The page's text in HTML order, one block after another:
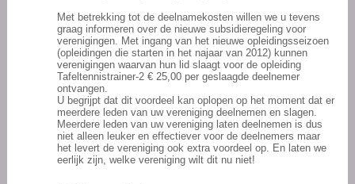
Met betrekking tot de deelnamekosten willen we u tevens
graag informeren over de nieuwe subsidieregeling voor
verenigingen. Met ingang van het nieuwe opleidingsseizoen
(opleidingen die starten in het najaar van 2012) kunnen
verenigingen waarvan hun lid slaagt voor de opleiding
Tafeltennistrainer-2 € 25,00 per geslaagde deelnemer
ontvangen.
U begrijpt dat dit voordeel kan oplopen op het moment dat er
meerdere leden van uw vereniging deelnemen en slagen.
Meerdere leden van uw vereniging laten deelnemen is dus
niet alleen leuker en effectiever voor de deelnemers maar
het levert de vereniging ook extra voordeel op. En laten we
eerlijk zijn, welke vereniging wilt dit nu niet!